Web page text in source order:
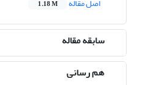
اصل مقاله
1.18 M
سابقه مقاله
هم رسانی